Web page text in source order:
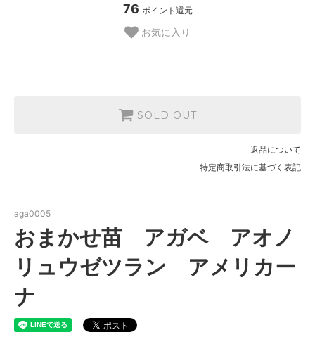
76 ポイント還元
お気に入り
SOLD OUT
返品について
特定商取引法に基づく表記
aga0005
おまかせ苗 アガベ アオノ
リュウゼツラン アメリカー
ナ